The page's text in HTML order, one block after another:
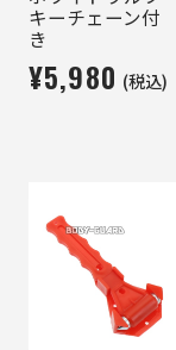
キーチェーン付
き
¥5,980 (税込)